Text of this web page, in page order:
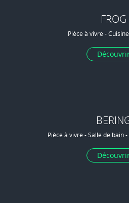
FROG
Pièce à vivre -
Pièce à vivre - Salle de bain